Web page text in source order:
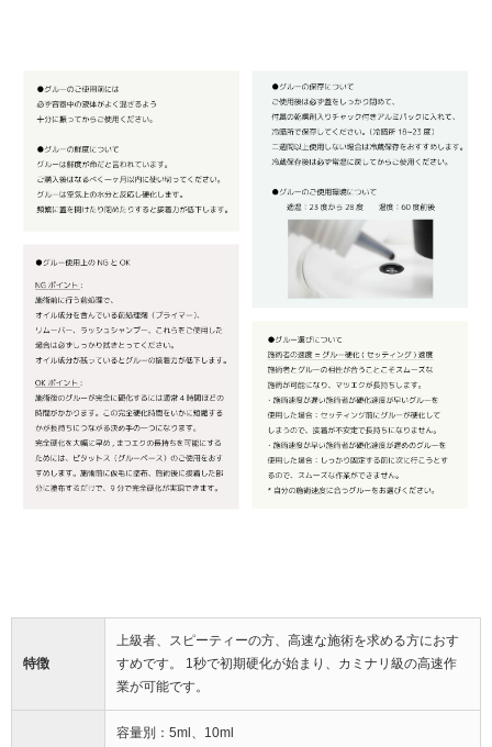
特徴
上級者、スピーティーの方、高速な施術を求める方におす
すめです。 1秒で初期硬化が始まり、カミナリ級の高速作
業が可能です。
容量別：5ml、10ml